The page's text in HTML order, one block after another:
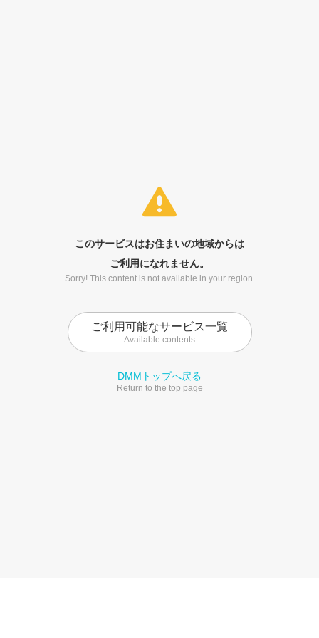
このサービスはお住まいの地域からは
ご利用になれません。
Sorry! This content is not available in your region.
ご利用可能なサービス一覧
Available contents
DMMトップへ戻る
Return to the top page